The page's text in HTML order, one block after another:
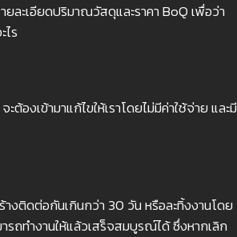
ยละเอียดปริมาณวัสดุและราคา BoQ เพื่อว่า
ร
องเข้ามาแก้ไขให้เราโดยไม่มีค่าใช้จ่าย และมี
งติดต่อกันเกินกว่า 30 วัน หรือละทิ้งงานโดย
ารถทำงานให้แล้วเสร็จสมบูรณ์ได้ ซึ่งหากเลิก